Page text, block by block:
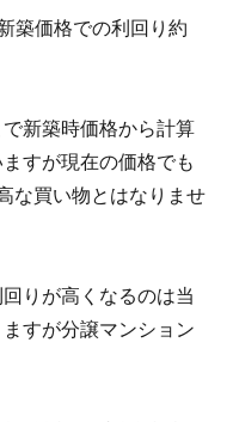
価格での利回り約
新築時価格から計算
すが現在の価格でも
な買い物とはなりませ
りが高くなるのは当
すが分譲マンション